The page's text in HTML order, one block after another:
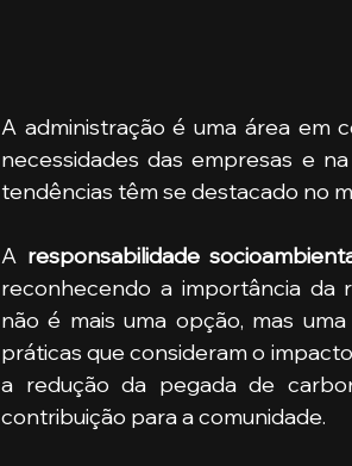
A administração é uma área em
necessidades das empresas e
tendências têm se destacado no
A responsabilidade
reconhecendo a importância da
não é mais uma opção, mas
práticas que consideram o
a redução da pegada de
contribuição para a comunidade.